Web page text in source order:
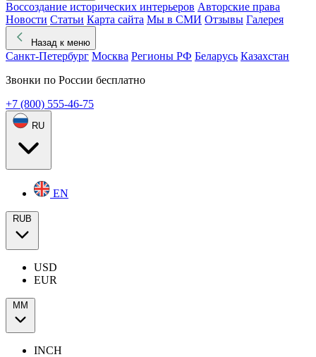
Воссоздание исторических интерьеров Авторские права
Новости Статьи Карта сайта Мы в СМИ Отзывы Галерея
Назад к меню
Санкт-Петербург Москва Регионы РФ Беларусь Казахстан
Звонки по России бесплатно
+7 (800) 555-46-75
RU
EN
RUB
USD
EUR
ММ
INCH